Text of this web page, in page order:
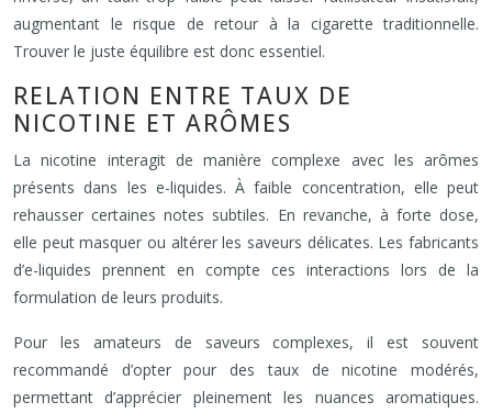
augmentant le risque de retour à la cigarette traditionnelle.
Trouver le juste équilibre est donc essentiel.
RELATION ENTRE TAUX DE
NICOTINE ET ARÔMES
La nicotine interagit de manière complexe avec les arômes
présents dans les e-liquides. À faible concentration, elle peut
rehausser certaines notes subtiles. En revanche, à forte dose,
elle peut masquer ou altérer les saveurs délicates. Les fabricants
d’e-liquides prennent en compte ces interactions lors de la
formulation de leurs produits.
Pour les amateurs de saveurs complexes, il est souvent
recommandé d’opter pour des taux de nicotine modérés,
permettant d’apprécier pleinement les nuances aromatiques.